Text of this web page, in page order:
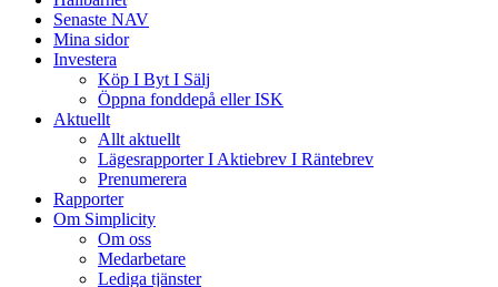
Senaste NAV
Mina sidor
Investera
Köp I Byt I Sälj
Öppna fonddepå eller ISK
Aktuellt
Allt aktuellt
Lägesrapporter I Aktiebrev I Räntebrev
Prenumerera
Rapporter
Om Simplicity
Om oss
Medarbetare
Lediga tjänster